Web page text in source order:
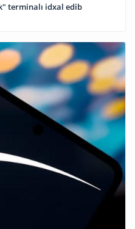
terminalı idxal edib